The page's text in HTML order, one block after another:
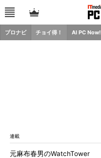
プロナビ チョイ得！ AI PC Now!
連載
元麻布春男のWatchTower